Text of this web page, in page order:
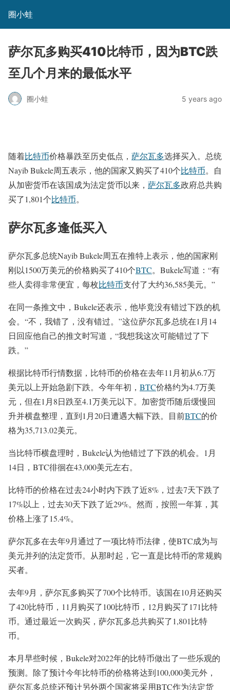
圈小蛙
萨尔瓦多购买410比特币，因为BTC跌
至几个月来的最低水平
圈小蛙 5 years ago
随着比特币价格暴跌至历史低点， 萨尔瓦多选择买入。总统
Nayib Bukele周五表示，他的国家又购买了410个比特币。自
从加密货币在该国成为法定货币以来， 萨尔瓦多政府总共购
买了1,801个比特币。
萨尔瓦多逢低买入
萨尔瓦多总统Nayib Bukele周五在推特上表示，他的国家刚
刚以1500万美元的价格购买了410个BTC。Bukele写道：“有
些人卖得非常便宜，每枚比特币支付了大约36,585美元。”
在同一条推文中，Bukele还表示，他毕竟没有错过下跌的机
会。“不，我错了，没有错过。”这位萨尔瓦多总统在1月14
日回应他自己的推文时写道，“我想我这次可能错过了下
跌。”
根据比特币行情数据，比特币的价格在去年11月初从6.7万
美元以上开始急剧下跌。今年年初， BTC价格约为4.7万美
元，但在1月8日跌至4.1万美元以下。加密货币随后缓慢回
升并横盘整理，直到1月20日遭遇大幅下跌。目前BTC的价
格为35,713.02美元。
当比特币横盘理时，Bukele认为他错过了下跌的机会。1月
14日，BTC徘徊在43,000美元左右。
比特币的价格在过去24小时内下跌了近8%，过去7天下跌了
17%以上，过去30天下跌了近29%。然而，按照一年算，其
价格上涨了15.4%。
萨尔瓦多在去年9月通过了一项比特币法律，使BTC成为与
美元并列的法定货币。从那时起，它一直是比特币的常规购
买者。
去年9月，萨尔瓦多购买了700个比特币。该国在10月还购买
了420比特币，11月购买了100比特币，12月购买了171比特
币。通过最近一次购买，萨尔瓦多总共购买了1,801比特
币。
本月早些时候，Bukele对2022年的比特币做出了一些乐观的
预测。除了预计今年比特币的价格将达到100,000美元外，
萨尔瓦多总统还预计另外两个国家将采用BTC作为法定货